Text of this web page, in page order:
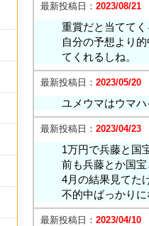
最新投稿日： 2023/08/21
重賞だと当てて
自分の予想より
てくれるしね。
最新投稿日： 2023/05/20
ユメウマはウマハ
最新投稿日： 2023/04/23
1万円で兵藤と国
前も兵藤とか国
4月の結果見てた
不的中ばっかり
最新投稿日： 2023/04/10